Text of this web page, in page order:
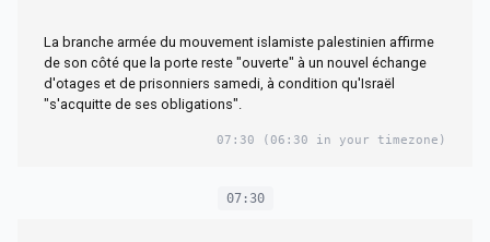
La branche armée du mouvement islamiste palestinien affirme
de son côté que la porte reste "ouverte" à un nouvel échange
d'otages et de prisonniers samedi, à condition qu'Israël
"s'acquitte de ses obligations".
07:30 (06:30 in your timezone)
07:30